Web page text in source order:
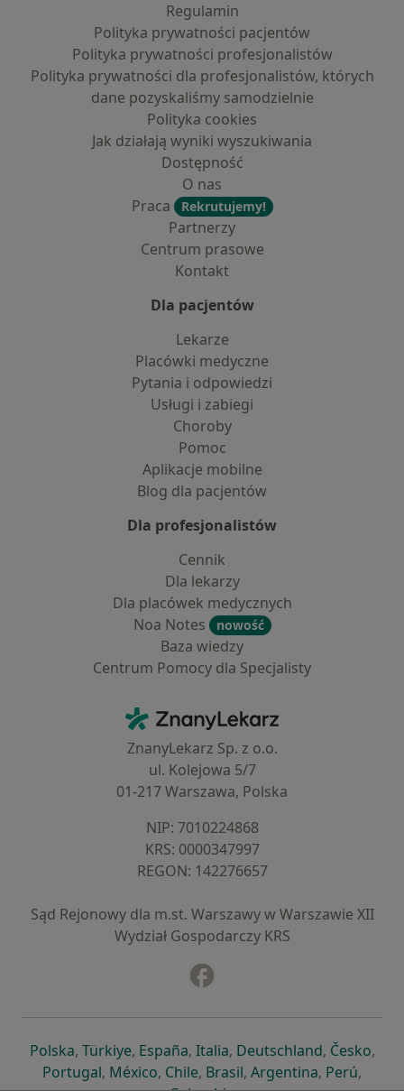
Regulamin
Polityka prywatności pacjentów
Polityka prywatności profesjonalistów
Polityka prywatności dla profesjonalistów, których
dane pozyskaliśmy samodzielnie
Polityka cookies
Jak działają wyniki wyszukiwania
Dostępność
O nas
Praca
Rekrutujemy!
Partnerzy
Centrum prasowe
Kontakt
Dla pacjentów
Lekarze
Placówki medyczne
Pytania i odpowiedzi
Usługi i zabiegi
Choroby
Pomoc
Aplikacje mobilne
Blog dla pacjentów
Dla profesjonalistów
Cennik
Dla lekarzy
Dla placówek medycznych
Noa Notes
nowość
Baza wiedzy
Centrum Pomocy dla Specjalisty
ZnanyLekarz - Strona główna
ZnanyLekarz Sp. z o.o.
ul. Kolejowa 5/7
01-217 Warszawa, Polska
NIP: ⁠7010224868
KRS: ⁠0000347997
REGON: ⁠142276657
Sąd Rejonowy dla m.st. Warszawy w Warszawie XII
Wydział Gospodarczy KRS
Polskaotwiera się w nowej karcie
, Türkiyeotwiera się w nowej karcie
, Españaotwiera się w nowej karcie
, Italiaotwiera się w nowej
, Deutschlandotwiera się
, Česko,
Portugalotwiera się w nowej karcie
, Méxicootwiera się w nowej karcie
, Chileotwiera się w nowej karcie
, Brasilotwiera się w nowej
, Argentinaotwiera się
, Perú,